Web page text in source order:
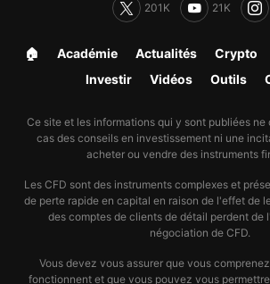
201K 21K
🏠︎ Académie Actualités Crypto
Investir Vidéos Outils
Ce site et les informations qui y sont publiées
cas des conseils en investissement ni une
acheter ou vendre des instruments
Les CFD sont des instruments complexes et
de perte rapide en capital en raison de l'effet de
des comptes de clients de détail perdent de
négociation de CFD.
Vous devez vous assurer que vous
fonctionnent et que vous pouvez vous